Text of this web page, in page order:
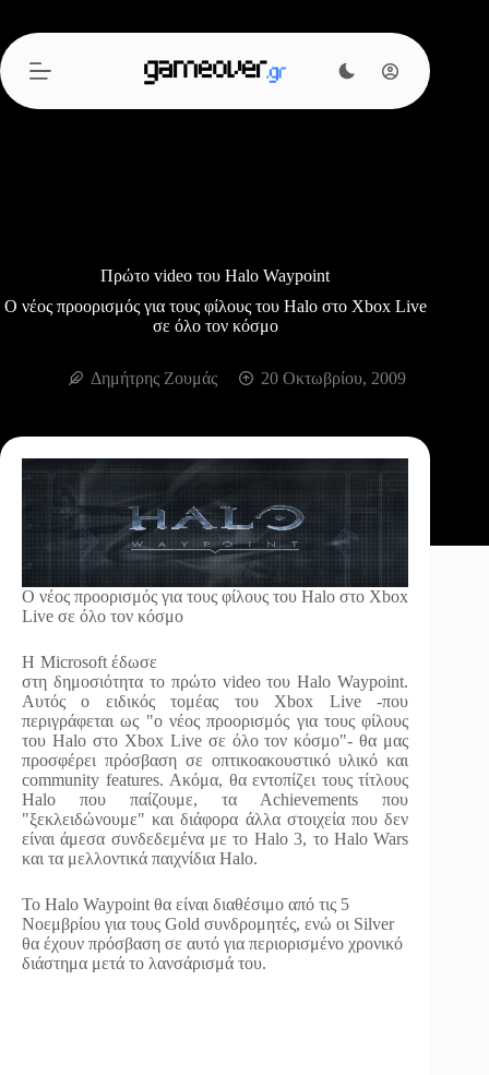
περιεχόμενο
Πρώτο video του Halo Waypoint
Ο νέος προορισμός για τους φίλους του Ηalo στο Xbox Live
σε όλο τον κόσμο
Δημήτρης Ζουμάς 20 Οκτωβρίου, 2009
Ο νέος προορισμός για τους φίλους του Ηalo στο Xbox
Live σε όλο τον κόσμο
Η Microsoft έδωσε
στη δημοσιότητα το πρώτο video του Halo Waypoint.
Αυτός ο ειδικός τομέας του Xbox Live -που
περιγράφεται ως "ο νέος προορισμός για τους φίλους
του Ηalo στο Xbox Live σε όλο τον κόσμο"- θα μας
προσφέρει πρόσβαση σε οπτικοακουστικό υλικό και
community features. Ακόμα, θα εντοπίζει τους τίτλους
Halo που παίζουμε, τα Achievements που
"ξεκλειδώνουμε" και διάφορα άλλα στοιχεία που δεν
είναι άμεσα συνδεδεμένα με το Halo 3, το Halo Wars
και τα μελλοντικά παιχνίδια Halo.
Το Halo Waypoint θα είναι διαθέσιμο από τις 5
Νοεμβρίου για τους Gold συνδρομητές, ενώ οι Silver
θα έχουν πρόσβαση σε αυτό για περιορισμένο χρονικό
διάστημα μετά το λανσάρισμά του.